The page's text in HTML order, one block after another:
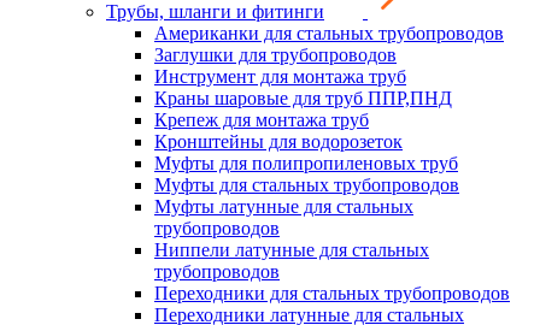
Трубы, шланги и фитинги
Американки для стальных трубопроводов
Заглушки для трубопроводов
Инструмент для монтажа труб
Краны шаровые для труб ППР,ПНД
Крепеж для монтажа труб
Кронштейны для водорозеток
Муфты для полипропиленовых труб
Муфты для стальных трубопроводов
Муфты латунные для стальных
трубопроводов
Ниппели латунные для стальных
трубопроводов
Переходники для стальных трубопроводов
Переходники латунные для стальных